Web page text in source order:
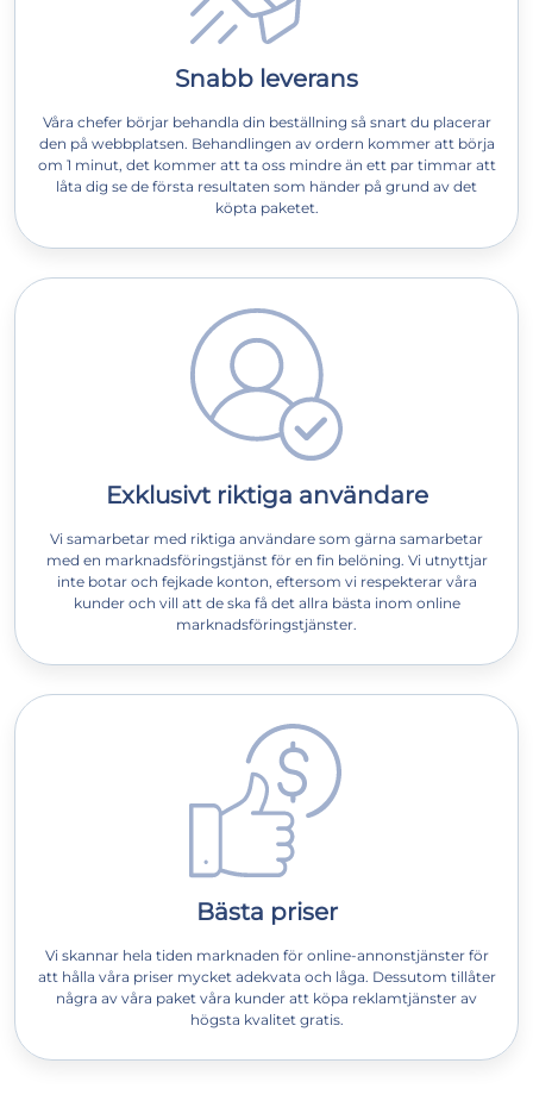
Snabb leverans
Våra chefer börjar behandla din beställning så snart du placerar
den på webbplatsen. Behandlingen av ordern kommer att börja
om 1 minut, det kommer att ta oss mindre än ett par timmar att
låta dig se de första resultaten som händer på grund av det
köpta paketet.
Exklusivt riktiga användare
Vi samarbetar med riktiga användare som gärna samarbetar
med en marknadsföringstjänst för en fin belöning. Vi utnyttjar
inte botar och fejkade konton, eftersom vi respekterar våra
kunder och vill att de ska få det allra bästa inom online
marknadsföringstjänster.
Bästa priser
Vi skannar hela tiden marknaden för online-annonstjänster för
att hålla våra priser mycket adekvata och låga. Dessutom tillåter
några av våra paket våra kunder att köpa reklamtjänster av
högsta kvalitet gratis.